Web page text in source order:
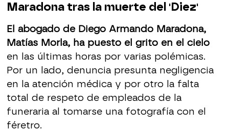
Maradona tras la muerte del 'Diez'
El abogado de Diego Armando Maradona,
Matías Morla, ha puesto el grito en el cielo
en las últimas horas por varias polémicas.
Por un lado, denuncia presunta negligencia
en la atención médica y por otro la falta
total de respeto de empleados de la
funeraria al tomarse una fotografía con el
féretro.